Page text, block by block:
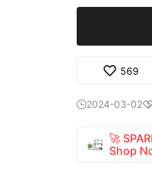
569
2024-03-02
🚀
Shop